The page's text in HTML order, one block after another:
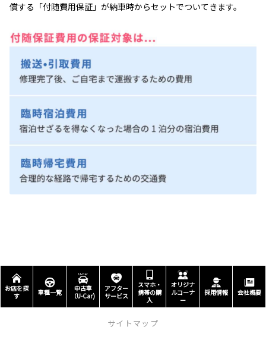
償する「付随費用保証」が納車時からセットでついてきます。
お店を探
す
車種一覧
中古車
（U-Car)
アフター
サービス
スマホ・
携帯の購
入
オリジナ
ルコーナ
ー
採用情報 会社概要
サイトマップ